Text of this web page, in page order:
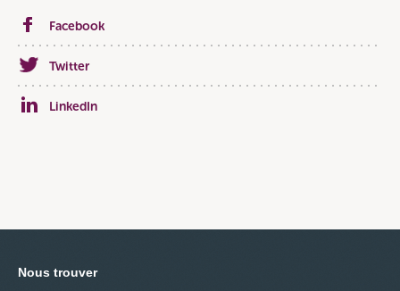
Facebook
Twitter
LinkedIn
Nous trouver